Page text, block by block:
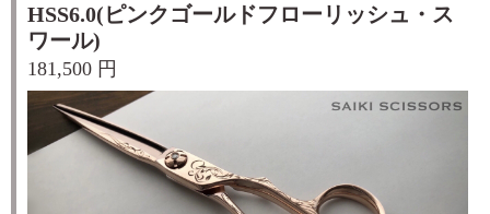
HSS6.0(ピンクゴールドフローリッシュ・ス
ワール)
181,500 円